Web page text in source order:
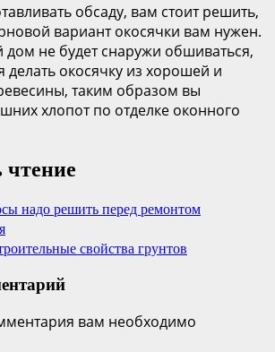
обсаду, вам стоит решить,
вариант окосячки вам нужен.
дом не будет снаружи обшиваться,
делать окосячку из хорошей и
таким образом вы
хлопот по отделке оконного
надо решить перед ремонтом
свойства грунтов
вам необходимо